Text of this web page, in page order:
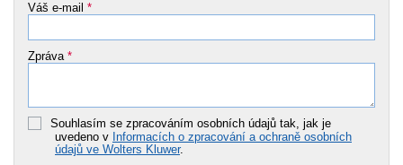
Váš e-mail *
Zpráva *
Souhlasím se zpracováním osobních údajů tak, jak je
uvedeno v Informacích o zpracování a ochraně osobních
údajů ve Wolters Kluwer.